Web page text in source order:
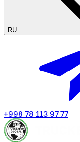
RU
+998 78 113 97 77